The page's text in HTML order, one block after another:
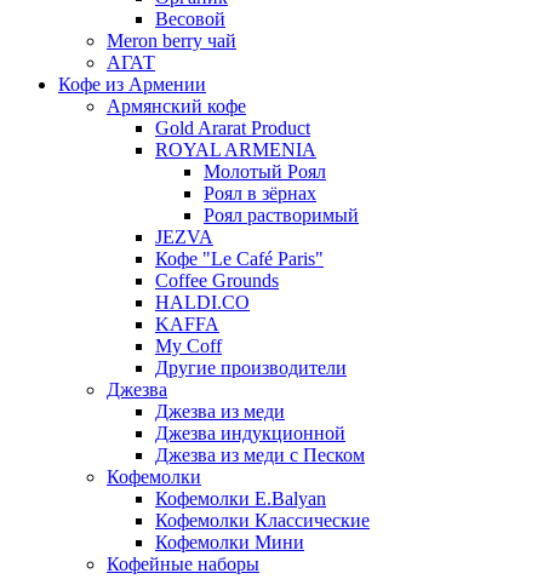
Весовой
Meron berry чай
АГАТ
Кофе из Армении
Армянский кофе
Gold Ararat Product
ROYAL ARMENIA
Молотый Роял
Роял в зёрнах
Роял растворимый
JEZVA
Кофе "Le Café Paris"
Coffee Grounds
HALDI.CO
KAFFA
My Coff
Другие производители
Джезва
Джезва из меди
Джезва индукционной
Джезва из меди с Песком
Кофемолки
Кофемолки E.Balyan
Кофемолки Классические
Кофемолки Мини
Кофейные наборы